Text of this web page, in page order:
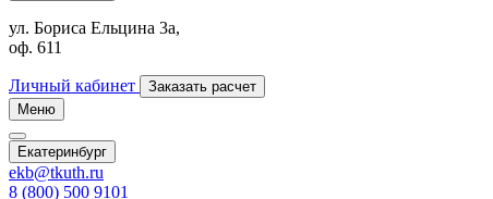
ул. Бориса Ельцина 3а,
оф. 611
Личный кабинет
Заказать расчет
Меню
Екатеринбург
ekb@tkuth.ru
8 (800) 500 9101